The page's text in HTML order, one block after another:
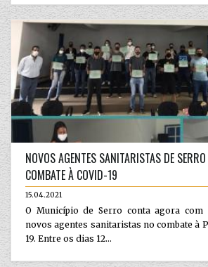
NOVOS AGENTES SANITARISTAS DE
COMBATE À COVID-19
15.04.2021
O Município de Serro conta agora com
novos agentes sanitaristas no combate à
19. Entre os dias 12...